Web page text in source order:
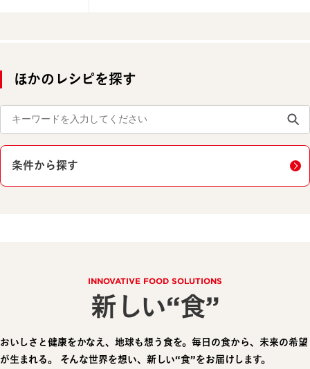
ほかのレシピを探す
条件から探す
INNOVATIVE FOOD SOLUTIONS
新しい“食”
おいしさと健康をかなえ、地球も想う食を。毎日の食から、未来の希望
が生まれる。
そんな世界を想い、新しい“食”をお届けします。